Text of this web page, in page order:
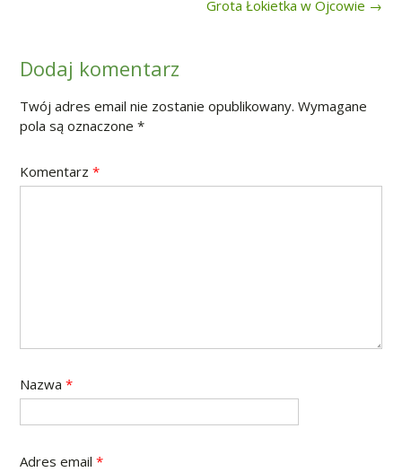
Grota Łokietka w Ojcowie →
Dodaj komentarz
Twój adres email nie zostanie opublikowany. Wymagane
pola są oznaczone *
Komentarz *
Nazwa *
Adres email *